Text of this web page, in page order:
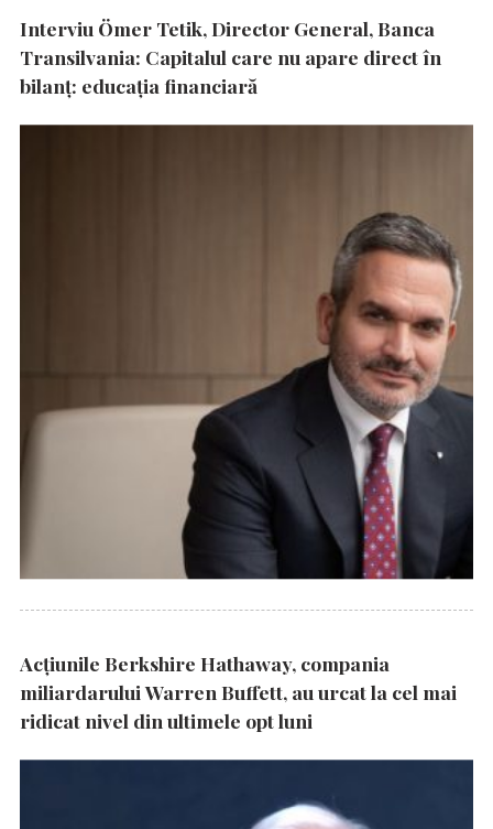
Interviu Ömer Tetik, Director General, Banca
Transilvania: Capitalul care nu apare direct în
bilanț: educația financiară
Acțiunile Berkshire Hathaway, compania
miliardarului Warren Buffett, au urcat la cel mai
ridicat nivel din ultimele opt luni